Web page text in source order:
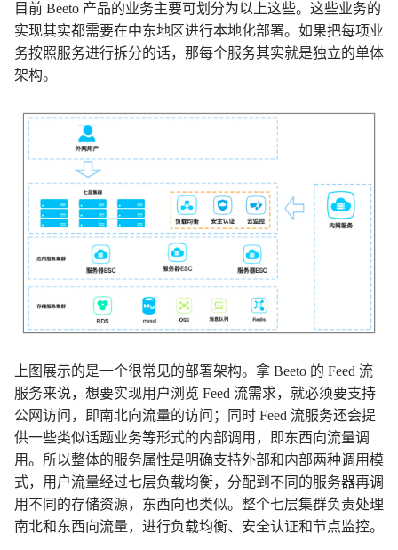
目前 Beeto 产品的业务主要可划分为以上这些。这些业务的
实现其实都需要在中东地区进行本地化部署。如果把每项业
务按照服务进行拆分的话，那每个服务其实就是独立的单体
架构。
上图展示的是一个很常见的部署架构。拿 Beeto 的 Feed 流
服务来说，想要实现用户浏览 Feed 流需求，就必须要支持
公网访问，即南北向流量的访问；同时 Feed 流服务还会提
供一些类似话题业务等形式的内部调用，即东西向流量调
用。所以整体的服务属性是明确支持外部和内部两种调用模
式，用户流量经过七层负载均衡，分配到不同的服务器再调
用不同的存储资源，东西向也类似。整个七层集群负责处理
南北和东西向流量，进行负载均衡、安全认证和节点监控。